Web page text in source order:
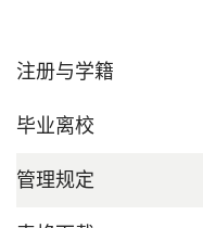
注册与学籍
毕业离校
管理规定